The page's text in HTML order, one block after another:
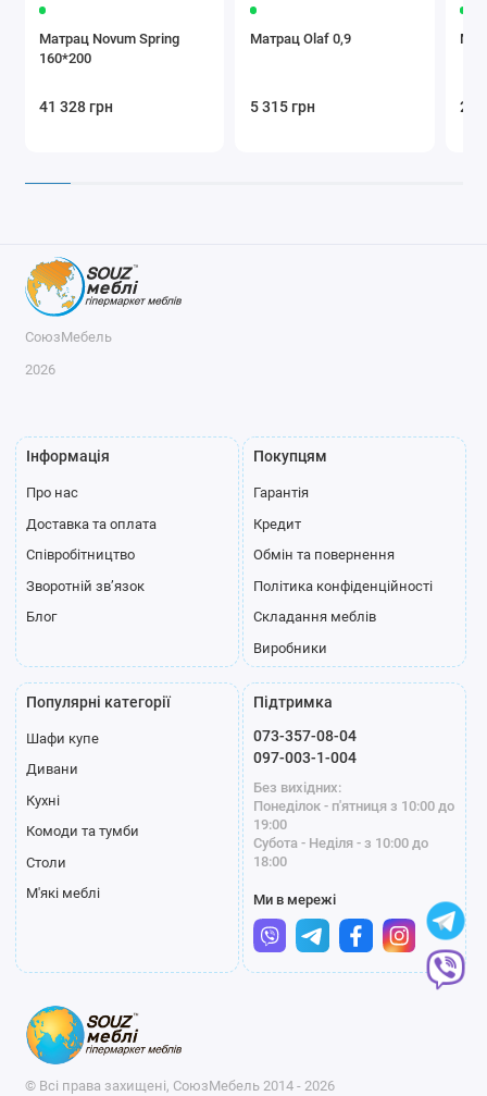
Матрац Novum Spring
160*200
41 328 грн
Матрац Olaf 0,9
5 315 грн 21
СоюзМебель
2026
Інформація
Про нас
Доставка та оплата
Співробітництво
Зворотній зв’язок
Блог
Покупцям
Гарантія
Кредит
Обмін та повернення
Політика конфіденційності
Складання меблів
Виробники
Популярні категорії
Шафи купе
Дивани
Кухні
Комоди та тумби
Столи
М'які меблі
Підтримка
073-357-08-04
097-003-1-004
Без вихідних:
Понеділок - п'ятниця з 10:00 до
19:00
Субота - Неділя - з 10:00 до
18:00
Ми в мережі
© Всі права захищені, СоюзМебель 2014 - 2026